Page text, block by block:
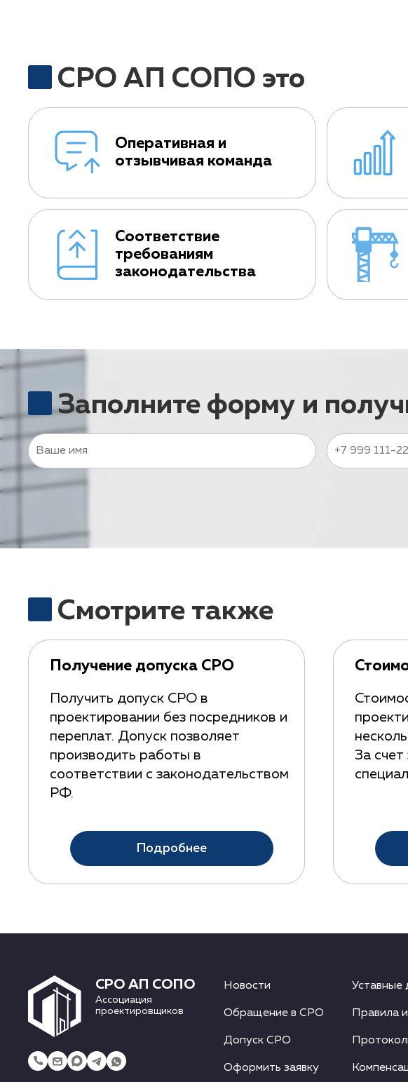
СРО АП СОПО это
Оперативная и
отзывчивая команда
Соответствие
требованиям
законодательства
Заполните форму и
Смотрите также
Получение допуска СРО
Получить допуск СРО в
проектировании без посредников и
переплат. Допуск позволяет
производить работы в
соответствии с законодательством
РФ.
Подробнее
За
СРО АП СОПО
Ассоциация
проектировщиков
Новости
Обращение в СРО
Допуск СРО
Оформить заявку
Уставные
Правила